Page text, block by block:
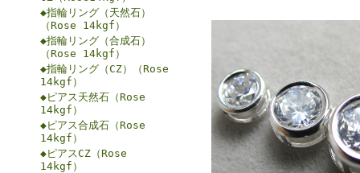
◆指輪リング（天然石）
（Rose 14kgf）
◆指輪リング（合成石）
（Rose 14kgf）
◆指輪リング（CZ）（Rose
14kgf）
◆ピアス天然石（Rose
14kgf）
◆ピアス合成石（Rose
14kgf）
◆ピアスCZ（Rose
14kgf）